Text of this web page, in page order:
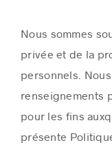
Nous sommes
privée et de la
personnels.
renseignements
pour les fins
présente